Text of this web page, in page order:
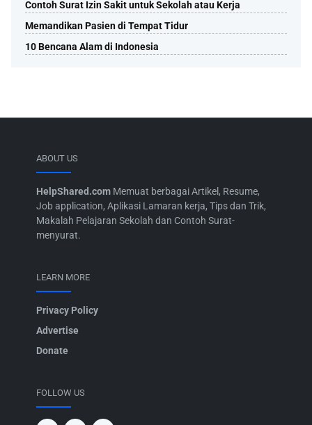
Contoh Surat Izin Sakit untuk Sekolah atau Kerja
Memandikan Pasien di Tempat Tidur
10 Bencana Alam di Indonesia
ABOUT US
HelpShared.com Memuat berbagai Artikel, Resume,
Job application, Aplikasi Lamaran kerja, Tips dan Trik,
Makalah Pelajaran Sekolah dan Contoh Surat-
menyurat.
LEARN MORE
Privacy Policy
Advertise
Donate
FOLLOW US